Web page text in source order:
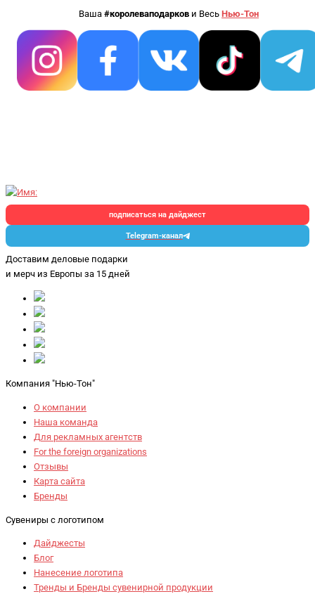
Ваша #королеваподарков и Весь Нью-Тон
подписаться на дайджест
Telegram-канал
Доставим деловые подарки
и мерч из Европы за 15 дней
Компания "Нью-Тон"
О компании
Наша команда
Для рекламных агентств
For the foreign organizations
Отзывы
Карта сайта
Бренды
Сувениры с логотипом
Дайджесты
Блог
Нанесение логотипа
Тренды и Бренды сувенирной продукции